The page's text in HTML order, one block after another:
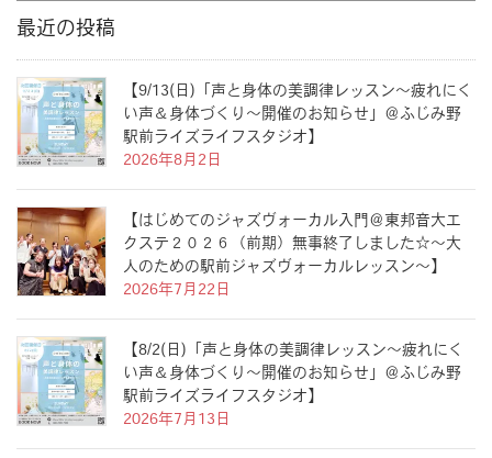
最近の投稿
【9/13(日)「声と身体の美調律レッスン〜疲れにく
い声＆身体づくり〜開催のお知らせ」＠ふじみ野
駅前ライズライフスタジオ】
2026年8月2日
【はじめてのジャズヴォーカル入門＠東邦音大エ
クステ２０２６（前期）無事終了しました☆〜大
人のための駅前ジャズヴォーカルレッスン〜】
2026年7月22日
【8/2(日)「声と身体の美調律レッスン〜疲れにく
い声＆身体づくり〜開催のお知らせ」＠ふじみ野
駅前ライズライフスタジオ】
2026年7月13日